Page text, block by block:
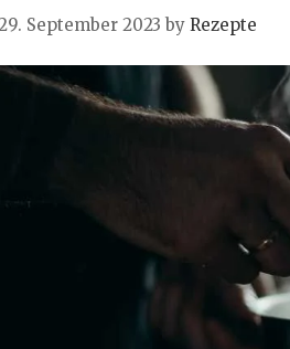
September 2023 by Rezepte